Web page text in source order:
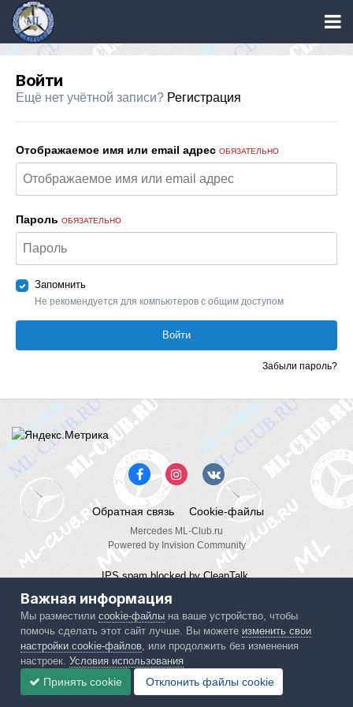
Войти
Ещё нет учётной записи? Регистрация
Отображаемое имя или email адрес ОБЯЗАТЕЛЬНО
Пароль ОБЯЗАТЕЛЬНО
Запомнить
Не рекомендуется для компьютеров с общим доступом
Войти
Забыли пароль?
Обратная связь Cookie-файлы
Mercedes ML-Club.ru
Powered by Invision Community
Важная информация
Мы разместилиcookie-файлы на ваше устройство, чтобы
помочь сделать этот сайт лучше. Вы можете изменить свои
настройки cookie-файлов , или продолжить без изменения
настроек.Условия использования
Принять cookie Отклонить файлы сookie
IPS spamblocked by CleanTalk.